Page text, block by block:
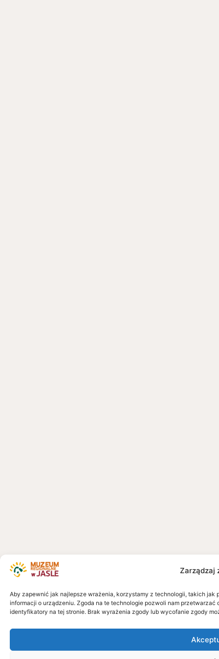
Zarządzaj
Aby zapewnić jak najlepsze wrażenia, korzystamy z technologii, takich
informacji o urządzeniu. Zgoda na te technologie pozwoli nam
identyfikatory na tej stronie. Brak wyrażenia zgody lub wycofanie zgody